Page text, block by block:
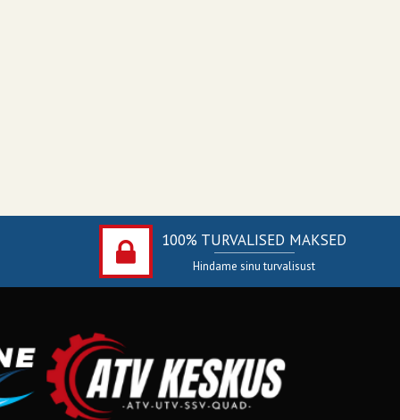
100% TURVALISED MAKSED
Hindame sinu turvalisust